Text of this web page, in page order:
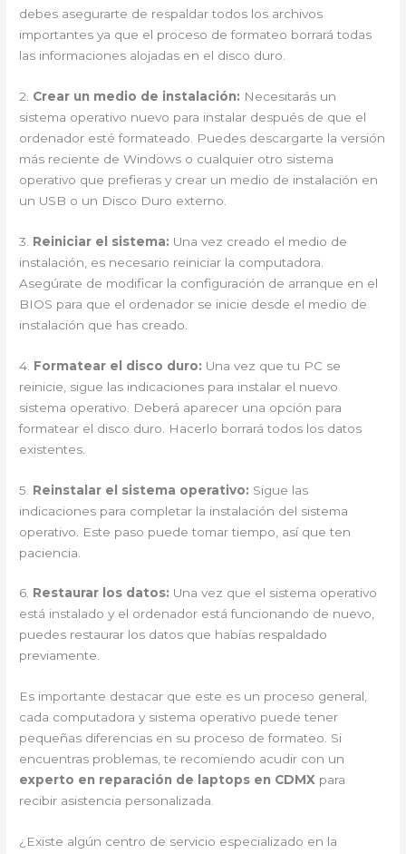
debes asegurarte de respaldar todos los archivos
importantes ya que el proceso de formateo borrará todas
las informaciones alojadas en el disco duro.
2. Crear un medio de instalación: Necesitarás un
sistema operativo nuevo para instalar después de que el
ordenador esté formateado. Puedes descargarte la versión
más reciente de Windows o cualquier otro sistema
operativo que prefieras y crear un medio de instalación en
un USB o un Disco Duro externo.
3. Reiniciar el sistema: Una vez creado el medio de
instalación, es necesario reiniciar la computadora.
Asegúrate de modificar la configuración de arranque en el
BIOS para que el ordenador se inicie desde el medio de
instalación que has creado.
4. Formatear el disco duro: Una vez que tu PC se
reinicie, sigue las indicaciones para instalar el nuevo
sistema operativo. Deberá aparecer una opción para
formatear el disco duro. Hacerlo borrará todos los datos
existentes.
5. Reinstalar el sistema operativo: Sigue las
indicaciones para completar la instalación del sistema
operativo. Este paso puede tomar tiempo, así que ten
paciencia.
6. Restaurar los datos: Una vez que el sistema operativo
está instalado y el ordenador está funcionando de nuevo,
puedes restaurar los datos que habías respaldado
previamente.
Es importante destacar que este es un proceso general,
cada computadora y sistema operativo puede tener
pequeñas diferencias en su proceso de formateo. Si
encuentras problemas, te recomiendo acudir con un
experto en reparación de laptops en CDMX para
recibir asistencia personalizada.
¿Existe algún centro de servicio especializado en la